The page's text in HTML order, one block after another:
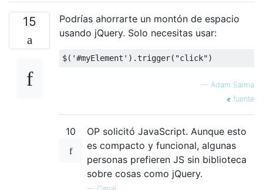
15
Podrías ahorrarte un montón de espacio
usando jQuery. Solo necesitas usar:
$( '#myElement' ).trigger( "click")
— Adam Salma
fuente
10
OP solicitó JavaScript. Aunque esto
es compacto y funcional, algunas
personas prefieren JS sin biblioteca
sobre cosas como jQuery.